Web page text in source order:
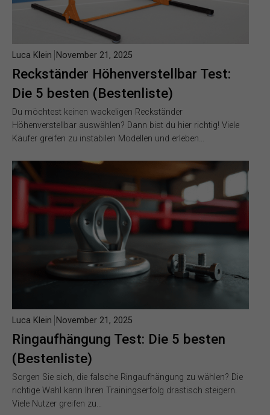
Reckständer Höhenverstellbar Test:
Die 5 besten (Bestenliste)
Luca Klein November 21, 2025
Du möchtest keinen wackeligen Reckständer
Höhenverstellbar auswählen? Dann bist du hier richtig! Viele
Käufer greifen zu instabilen Modellen und erleben…
Ringaufhängung Test: Die 5 besten
(Bestenliste)
Luca Klein November 21, 2025
Sorgen Sie sich, die falsche Ringaufhängung zu wählen? Die
richtige Wahl kann Ihren Trainingserfolg drastisch steigern.
Viele Nutzer greifen zu…